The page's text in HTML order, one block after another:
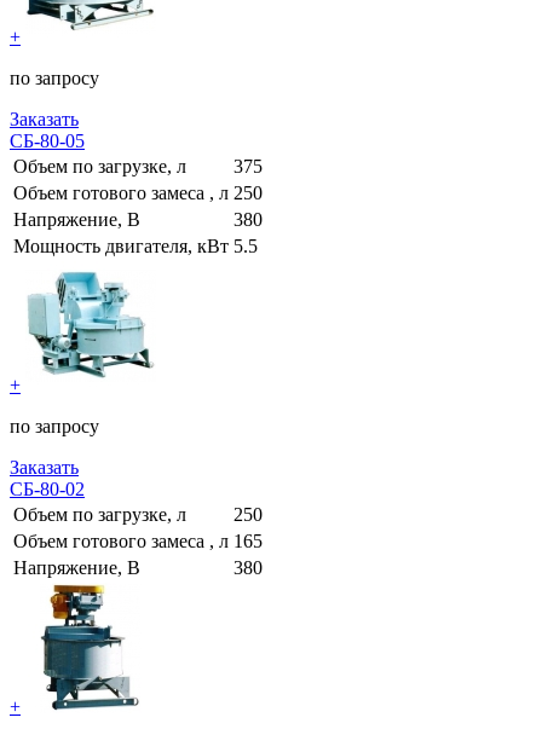
+
по запросу
Заказать
СБ-80-05
Объем по загрузке, л
375
Объем готового замеса , л 250
Напряжение, В
380
Мощность двигателя, кВт 5.5
+
по запросу
Заказать
СБ-80-02
Объем по загрузке, л
250
Объем готового замеса , л 165
Напряжение, В
380
+